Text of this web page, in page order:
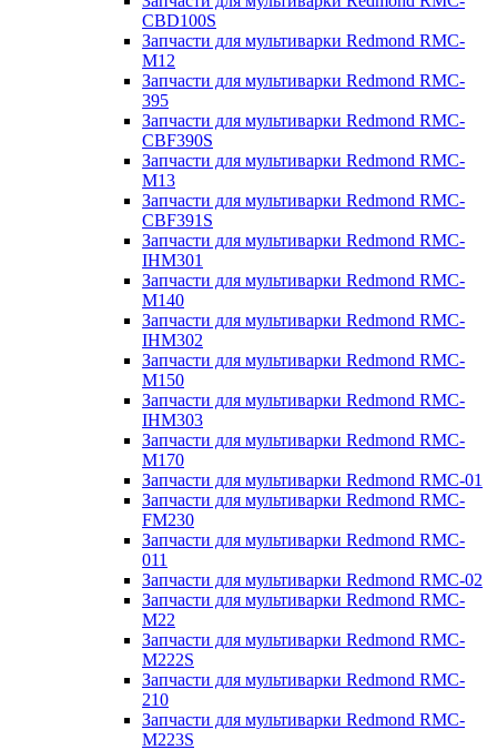
CBD100S
Запчасти для мультиварки Redmond RMC-
M12
Запчасти для мультиварки Redmond RMC-
395
Запчасти для мультиварки Redmond RMC-
CBF390S
Запчасти для мультиварки Redmond RMC-
M13
Запчасти для мультиварки Redmond RMC-
CBF391S
Запчасти для мультиварки Redmond RMC-
IHM301
Запчасти для мультиварки Redmond RMC-
M140
Запчасти для мультиварки Redmond RMC-
IHM302
Запчасти для мультиварки Redmond RMC-
M150
Запчасти для мультиварки Redmond RMC-
IHM303
Запчасти для мультиварки Redmond RMC-
M170
Запчасти для мультиварки Redmond RMC-01
Запчасти для мультиварки Redmond RMC-
FM230
Запчасти для мультиварки Redmond RMC-
011
Запчасти для мультиварки Redmond RMC-02
Запчасти для мультиварки Redmond RMC-
M22
Запчасти для мультиварки Redmond RMC-
M222S
Запчасти для мультиварки Redmond RMC-
210
Запчасти для мультиварки Redmond RMC-
M223S